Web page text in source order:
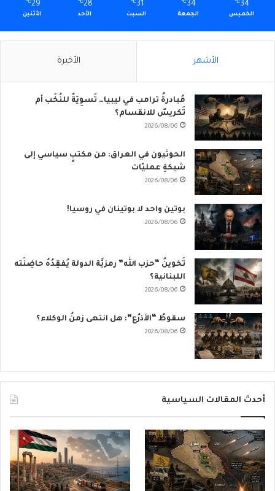
34
℃
الخميس
34
℃
الجمعة
31
℃
السبت
28
℃
الأحد
29
℃
الأثنين
الأشهر الأخيرة
مُبادرةُ ترامب في ليبيا… تَسوِيَةٌ للنُخَب أم
تَكريسٌ للانقسام؟
2026/08/06
الحوثيون في العراق: من مكتبٍ سياسي إلى
شبكةِ عمليّات
2026/08/06
بوتين واحد لا بوتينان في روسيا!
2026/08/06
تَخوينُ “حزب الله” رمزيَّة الدولة يُفقِدُهُ حاضِنَته
اللبنانية؟
2026/08/06
سقوطُ “الأذرُع”: هل انتهى زمنُ الوكلاء؟
2026/08/06
أحدث المقالات السياسية